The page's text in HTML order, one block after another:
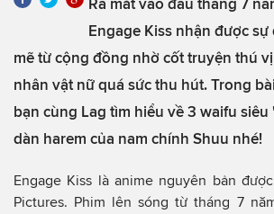
Ra mắt vào đầu tháng 7
Engage Kiss nhận được sự
mẽ từ cộng đồng nhờ cốt truyện thú
nhân vật nữ quá sức thu hút. Trong
bạn cùng Lag tìm hiểu về 3 waifu
dàn harem của nam chính Shuu nhé!
Engage Kiss là anime nguyên bản
Pictures. Phim lên sóng từ tháng 7